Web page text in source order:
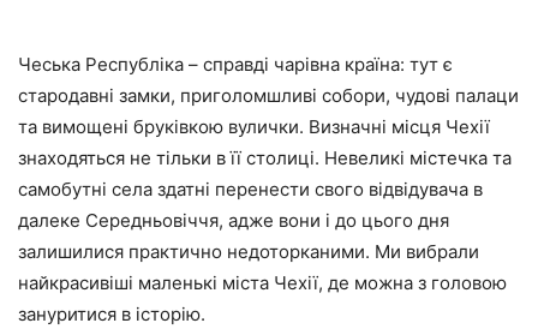
Чеська Республіка – справді чарівна країна: тут є
стародавні замки, приголомшливі собори, чудові палаци
та вимощені бруківкою вулички. Визначні місця Чехії
знаходяться не тільки в її столиці. Невеликі містечка та
самобутні села здатні перенести свого відвідувача в
далеке Середньовіччя, адже вони і до цього дня
залишилися практично недоторканими. Ми вибрали
найкрасивіші маленькі міста Чехії, де можна з головою
зануритися в історію.